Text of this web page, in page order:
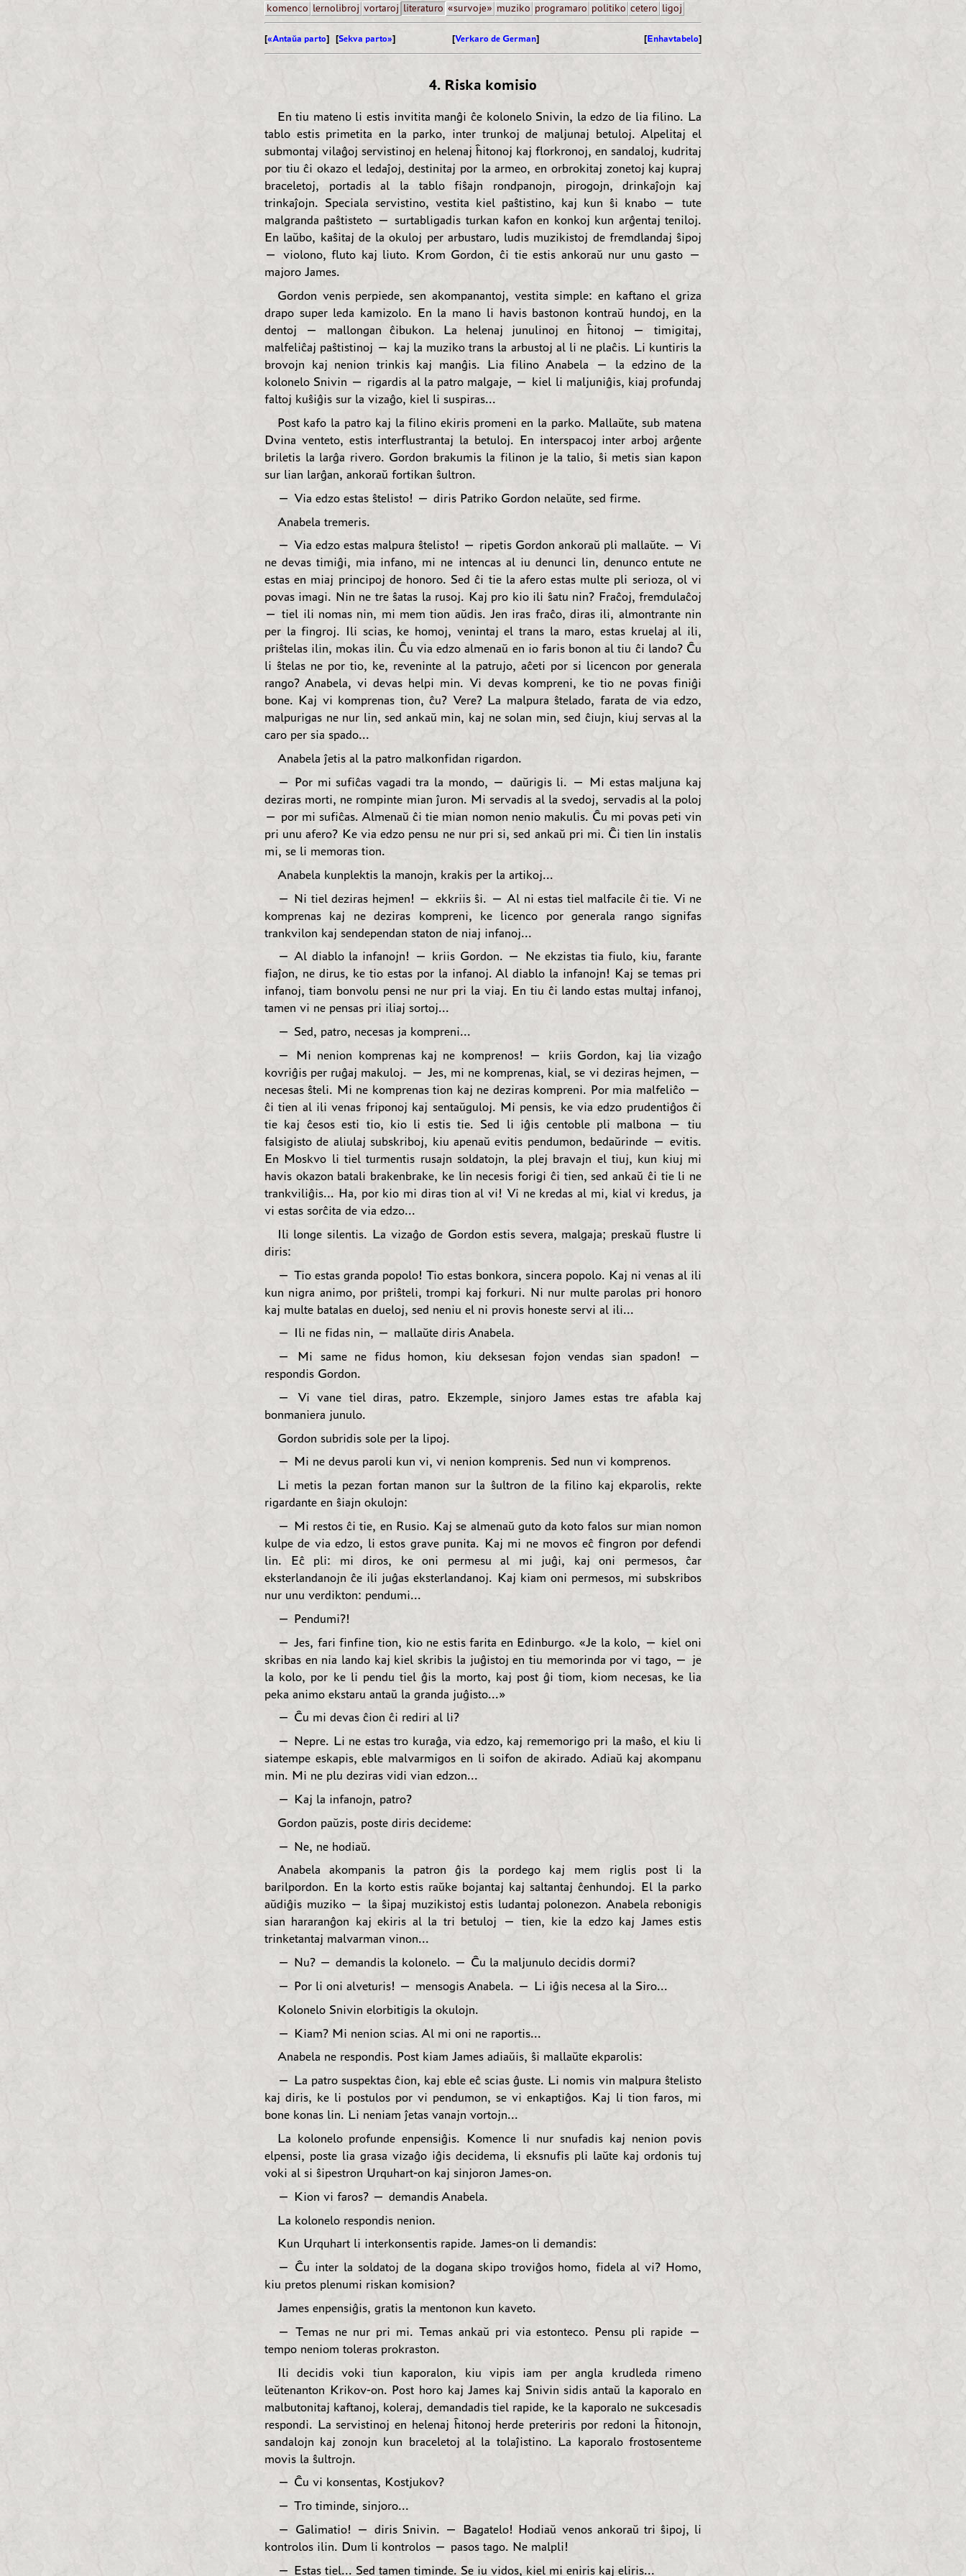
komenco lernolibroj vortaroj literaturo «survoje» muziko programaro politiko cetero ligoj
[«Antaŭa parto] [Sekva parto»] [Verkaro de German] [Enhavtabelo]
4. Riska komisio
En tiu mateno li estis invitita manĝi ĉe kolonelo Snivin, la edzo de lia filino. La
tablo estis primetita en la parko, inter trunkoj de maljunaj betuloj. Alpelitaj el
submontaj vilaĝoj servistinoj en helenaj ĥitonoj kaj florkronoj, en sandaloj, kudritaj
por tiu ĉi okazo el ledaĵoj, destinitaj por la armeo, en orbrokitaj zonetoj kaj kupraj
braceletoj, portadis al la tablo fiŝajn rondpanojn, pirogojn, drinkaĵojn kaj
trinkaĵojn. Speciala servistino, vestita kiel paŝtistino, kaj kun ŝi knabo — tute
malgranda paŝtisteto — surtabligadis turkan kafon en konkoj kun arĝentaj teniloj.
En laŭbo, kaŝitaj de la okuloj per arbustaro, ludis muzikistoj de fremdlandaj ŝipoj
— violono, fluto kaj liuto. Krom Gordon, ĉi tie estis ankoraŭ nur unu gasto —
majoro James.
Gordon venis perpiede, sen akompanantoj, vestita simple: en kaftano el griza
drapo super leda kamizolo. En la mano li havis bastonon kontraŭ hundoj, en la
dentoj — mallongan ĉibukon. La helenaj junulinoj en ĥitonoj — timigitaj,
malfeliĉaj paŝtistinoj — kaj la muziko trans la arbustoj al li ne plaĉis. Li kuntiris la
brovojn kaj nenion trinkis kaj manĝis. Lia filino Anabela — la edzino de la
kolonelo Snivin — rigardis al la patro malgaje, — kiel li maljuniĝis, kiaj profundaj
faltoj kuŝiĝis sur la vizaĝo, kiel li suspiras...
Post kafo la patro kaj la filino ekiris promeni en la parko. Mallaŭte, sub matena
Dvina venteto, estis interflustrantaj la betuloj. En interspacoj inter arboj arĝente
briletis la larĝa rivero. Gordon brakumis la filinon je la talio, ŝi metis sian kapon
sur lian larĝan, ankoraŭ fortikan ŝultron.
— Via edzo estas ŝtelisto! — diris Patriko Gordon nelaŭte, sed firme.
Anabela tremeris.
— Via edzo estas malpura ŝtelisto! — ripetis Gordon ankoraŭ pli mallaŭte. — Vi
ne devas timiĝi, mia infano, mi ne intencas al iu denunci lin, denunco entute ne
estas en miaj principoj de honoro. Sed ĉi tie la afero estas multe pli serioza, ol vi
povas imagi. Nin ne tre ŝatas la rusoj. Kaj pro kio ili ŝatu nin? Fraĉoj, fremdulaĉoj
— tiel ili nomas nin, mi mem tion aŭdis. Jen iras fraĉo, diras ili, almontrante nin
per la fingroj. Ili scias, ke homoj, venintaj el trans la maro, estas kruelaj al ili,
priŝtelas ilin, mokas ilin. Ĉu via edzo almenaŭ en io faris bonon al tiu ĉi lando? Ĉu
li ŝtelas ne por tio, ke, reveninte al la patrujo, aĉeti por si licencon por generala
rango? Anabela, vi devas helpi min. Vi devas kompreni, ke tio ne povas finiĝi
bone. Kaj vi komprenas tion, ĉu? Vere? La malpura ŝtelado, farata de via edzo,
malpurigas ne nur lin, sed ankaŭ min, kaj ne solan min, sed ĉiujn, kiuj servas al la
caro per sia spado...
Anabela ĵetis al la patro malkonfidan rigardon.
— Por mi sufiĉas vagadi tra la mondo, — daŭrigis li. — Mi estas maljuna kaj
deziras morti, ne rompinte mian ĵuron. Mi servadis al la svedoj, servadis al la poloj
— por mi sufiĉas. Almenaŭ ĉi tie mian nomon nenio makulis. Ĉu mi povas peti vin
pri unu afero? Ke via edzo pensu ne nur pri si, sed ankaŭ pri mi. Ĉi tien lin instalis
mi, se li memoras tion.
Anabela kunplektis la manojn, krakis per la artikoj...
— Ni tiel deziras hejmen! — ekkriis ŝi. — Al ni estas tiel malfacile ĉi tie. Vi ne
komprenas kaj ne deziras kompreni, ke licenco por generala rango signifas
trankvilon kaj sendependan staton de niaj infanoj...
— Al diablo la infanojn! — kriis Gordon. — Ne ekzistas tia fiulo, kiu, farante
fiaĵon, ne dirus, ke tio estas por la infanoj. Al diablo la infanojn! Kaj se temas pri
infanoj, tiam bonvolu pensi ne nur pri la viaj. En tiu ĉi lando estas multaj infanoj,
tamen vi ne pensas pri iliaj sortoj...
— Sed, patro, necesas ja kompreni...
— Mi nenion komprenas kaj ne komprenos! — kriis Gordon, kaj lia vizaĝo
kovriĝis per ruĝaj makuloj. — Jes, mi ne komprenas, kial, se vi deziras hejmen, —
necesas ŝteli. Mi ne komprenas tion kaj ne deziras kompreni. Por mia malfeliĉo —
ĉi tien al ili venas friponoj kaj sentaŭguloj. Mi pensis, ke via edzo prudentiĝos ĉi
tie kaj ĉesos esti tio, kio li estis tie. Sed li iĝis centoble pli malbona — tiu
falsigisto de aliulaj subskriboj, kiu apenaŭ evitis pendumon, bedaŭrinde — evitis.
En Moskvo li tiel turmentis rusajn soldatojn, la plej bravajn el tiuj, kun kiuj mi
havis okazon batali brakenbrake, ke lin necesis forigi ĉi tien, sed ankaŭ ĉi tie li ne
trankviliĝis... Ha, por kio mi diras tion al vi! Vi ne kredas al mi, kial vi kredus, ja
vi estas sorĉita de via edzo...
Ili longe silentis. La vizaĝo de Gordon estis severa, malgaja; preskaŭ flustre li
diris:
— Tio estas granda popolo! Tio estas bonkora, sincera popolo. Kaj ni venas al ili
kun nigra animo, por priŝteli, trompi kaj forkuri. Ni nur multe parolas pri honoro
kaj multe batalas en dueloj, sed neniu el ni provis honeste servi al ili...
— Ili ne fidas nin, — mallaŭte diris Anabela.
— Mi same ne fidus homon, kiu deksesan fojon vendas sian spadon! —
respondis Gordon.
— Vi vane tiel diras, patro. Ekzemple, sinjoro James estas tre afabla kaj
bonmaniera junulo.
Gordon subridis sole per la lipoj.
— Mi ne devus paroli kun vi, vi nenion komprenis. Sed nun vi komprenos.
Li metis la pezan fortan manon sur la ŝultron de la filino kaj ekparolis, rekte
rigardante en ŝiajn okulojn:
— Mi restos ĉi tie, en Rusio. Kaj se almenaŭ guto da koto falos sur mian nomon
kulpe de via edzo, li estos grave punita. Kaj mi ne movos eĉ fingron por defendi
lin. Eĉ pli: mi diros, ke oni permesu al mi juĝi, kaj oni permesos, ĉar
eksterlandanojn ĉe ili juĝas eksterlandanoj. Kaj kiam oni permesos, mi subskribos
nur unu verdikton: pendumi...
— Pendumi?!
— Jes, fari finfine tion, kio ne estis farita en Edinburgo. «Je la kolo, — kiel oni
skribas en nia lando kaj kiel skribis la juĝistoj en tiu memorinda por vi tago, — je
la kolo, por ke li pendu tiel ĝis la morto, kaj post ĝi tiom, kiom necesas, ke lia
peka animo ekstaru antaŭ la granda juĝisto...»
— Ĉu mi devas ĉion ĉi rediri al li?
— Nepre. Li ne estas tro kuraĝa, via edzo, kaj rememorigo pri la maŝo, el kiu li
siatempe eskapis, eble malvarmigos en li soifon de akirado. Adiaŭ kaj akompanu
min. Mi ne plu deziras vidi vian edzon...
— Kaj la infanojn, patro?
Gordon paŭzis, poste diris decideme:
— Ne, ne hodiaŭ.
Anabela akompanis la patron ĝis la pordego kaj mem riglis post li la
barilpordon. En la korto estis raŭke bojantaj kaj saltantaj ĉenhundoj. El la parko
aŭdiĝis muziko — la ŝipaj muzikistoj estis ludantaj polonezon. Anabela rebonigis
sian hararanĝon kaj ekiris al la tri betuloj — tien, kie la edzo kaj James estis
trinketantaj malvarman vinon...
— Nu? — demandis la kolonelo. — Ĉu la maljunulo decidis dormi?
— Por li oni alveturis! — mensogis Anabela. — Li iĝis necesa al la Siro...
Kolonelo Snivin elorbitigis la okulojn.
— Kiam? Mi nenion scias. Al mi oni ne raportis...
Anabela ne respondis. Post kiam James adiaŭis, ŝi mallaŭte ekparolis:
— La patro suspektas ĉion, kaj eble eĉ scias ĝuste. Li nomis vin malpura ŝtelisto
kaj diris, ke li postulos por vi pendumon, se vi enkaptiĝos. Kaj li tion faros, mi
bone konas lin. Li neniam ĵetas vanajn vortojn...
La kolonelo profunde enpensiĝis. Komence li nur snufadis kaj nenion povis
elpensi, poste lia grasa vizaĝo iĝis decidema, li eksnufis pli laŭte kaj ordonis tuj
voki al si ŝipestron Urquhart-on kaj sinjoron James-on.
— Kion vi faros? — demandis Anabela.
La kolonelo respondis nenion.
Kun Urquhart li interkonsentis rapide. James-on li demandis:
— Ĉu inter la soldatoj de la dogana skipo troviĝos homo, fidela al vi? Homo,
kiu pretos plenumi riskan komision?
James enpensiĝis, gratis la mentonon kun kaveto.
— Temas ne nur pri mi. Temas ankaŭ pri via estonteco. Pensu pli rapide —
tempo neniom toleras prokraston.
Ili decidis voki tiun kaporalon, kiu vipis iam per angla krudleda rimeno
leŭtenanton Krikov-on. Post horo kaj James kaj Snivin sidis antaŭ la kaporalo en
malbutonitaj kaftanoj, koleraj, demandadis tiel rapide, ke la kaporalo ne sukcesadis
respondi. La servistinoj en helenaj ĥitonoj herde preteriris por redoni la ĥitonojn,
sandalojn kaj zonojn kun braceletoj al la tolaĵistino. La kaporalo frostosenteme
movis la ŝultrojn.
— Ĉu vi konsentas, Kostjukov?
— Tro timinde, sinjoro...
— Galimatio! — diris Snivin. — Bagatelo! Hodiaŭ venos ankoraŭ tri ŝipoj, li
kontrolos ilin. Dum li kontrolos — pasos tago. Ne malpli!
— Estas tiel... Sed tamen timinde. Se iu vidos, kiel mi eniris kaj eliris...